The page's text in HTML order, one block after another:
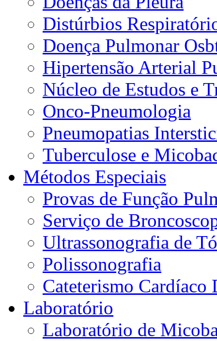
Distúrbios
Doença Pulmonar
Hipertensão Arterial
Núcleo de Estudos e
Onco-Pneumologia
Pneumopatias
Tuberculose e
Métodos Especiais
Provas de Função
Serviço de
Ultrassonografia de
Polissonografia
Cateterismo Cardíaco
Laboratório
Laboratório de